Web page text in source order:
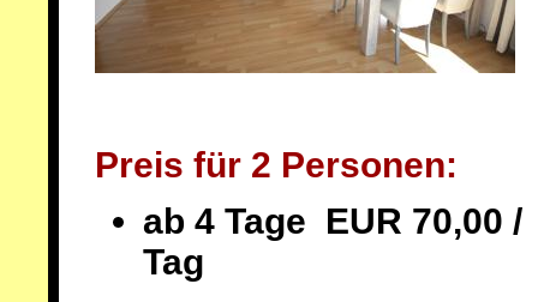
Preis für 2 Personen:
ab 4 Tage EUR 70,00 /
Tag